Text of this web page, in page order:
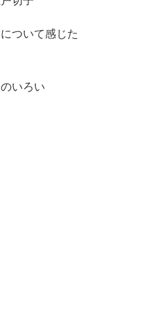
ついて感じた
いろい